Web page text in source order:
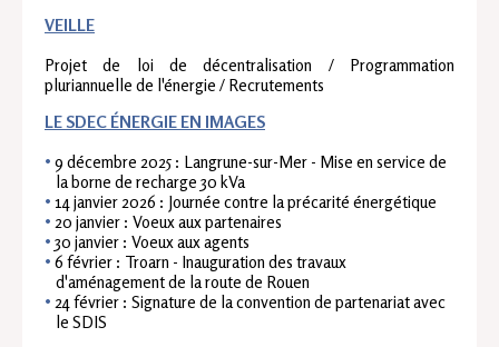
VEILLE
Projet de loi de décentralisation / Programmation
pluriannuelle de l'énergie / Recrutements
LE SDEC ÉNERGIE EN IMAGES
9 décembre 2025 : Langrune-sur-Mer - Mise en service de
la borne de recharge 30 kVa
14 janvier 2026 : Journée contre la précarité énergétique
20 janvier : Voeux aux partenaires
30 janvier : Voeux aux agents
6 février : Troarn - Inauguration des travaux
d'aménagement de la route de Rouen
24 février : Signature de la convention de partenariat avec
le SDIS